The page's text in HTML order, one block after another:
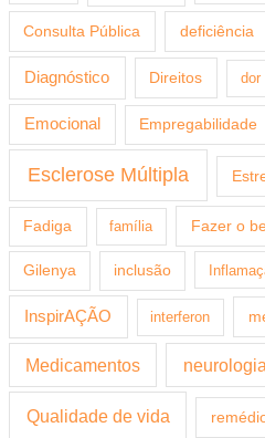
Consulta Pública deficiência
Diagnóstico Direitos dor
Emocional Empregabilidade
Esclerose Múltipla
Fadiga família Fazer o
Gilenya inclusão
InspirAÇÃO interferon
Medicamentos neurologia
Qualidade de vida